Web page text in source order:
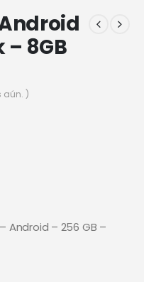
– 8GB
aún. )
Android – 256 GB –